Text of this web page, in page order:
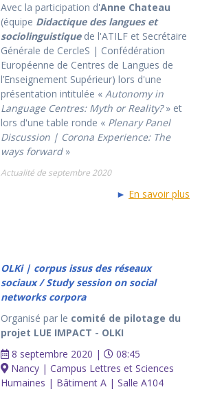
Avec la participation d'Anne Chateau
(équipe Didactique des langues et
sociolinguistiquede l'ATILF et Secrétaire
Générale de CercleS | Confédération
Européenne de Centres de Langues de
l’Enseignement Supérieur) lors d'une
présentation intitulée «Autonomy in
Language Centres: Myth or Reality?» et
lors d'une table ronde « Plenary Panel
Discussion | Corona Experience: The
ways forward»
Actualité de septembre 2020
► En savoir plus
OLKi | corpus issus des réseaux
sociaux / Study session on social
networks corpora
Organisé par le comité de pilotage du
projet LUE IMPACT - OLKI
8 septembre 2020 |
08:45
Nancy | Campus Lettres et Sciences
Humaines | Bâtiment A | Salle A104